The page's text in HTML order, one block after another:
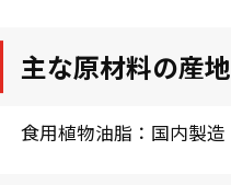
主な原材料の産地
食用植物油脂：国内製造